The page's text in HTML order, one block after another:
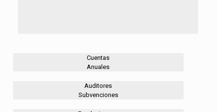
Cuentas
Anuales
Auditores
Subvenciones